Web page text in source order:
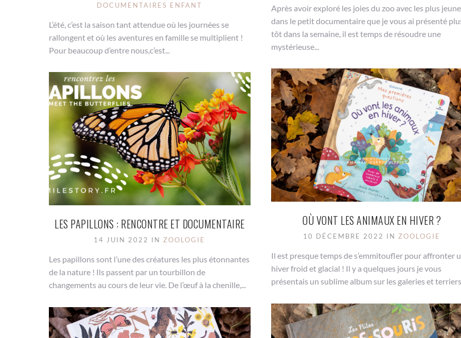
Après avoir exploré les joies du zoo avec les plus
dans le petit documentaire que je vous ai présenté
tôt dans la semaine, il est temps de résoudre une
mystérieuse...
DOCUMENTAIRES ENFANT
L’été, c’est la saison tant attendue où les journées se
rallongent et où les aventures en famille se multiplient !
Pour beaucoup d’entre nous,c’est...
OÙ VONT LES ANIMAUX EN HIVER ?
10 DÉCEMBRE 2022 INZOOLOGIE
Il est presque temps de s’emmitoufler pour affronter
hiver froid et glacial ! Il y a quelques jours je vous
présentais un sublime album sur les galeries et
LES PAPILLONS : RENCONTRE ET DOCUMENTAIRE
14 JUIN 2022 INZOOLOGIE
Les papillons sont l’une des créatures les plus étonnantes
de la nature ! Ils passent par un tourbillon de
changements au cours de leur vie. De l’œuf à la chenille,...